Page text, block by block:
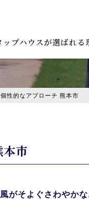
ップハウスが選ばれる
個性的なアプローチ 熊本市
市
がそよぐさわやかな